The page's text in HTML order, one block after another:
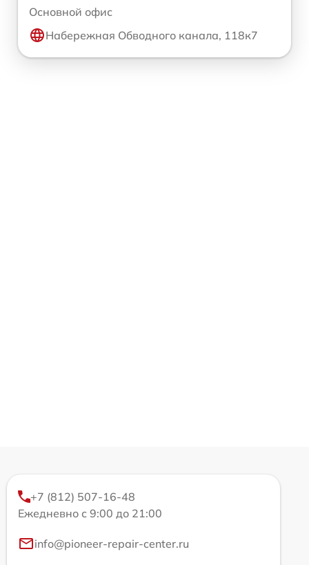
Основной офис
Набережная Обводного канала, 118к7
+7 (812) 507-16-48
Ежедневно с 9:00 до 21:00
info@pioneer-repair-center.ru